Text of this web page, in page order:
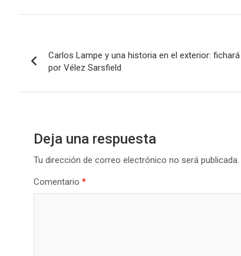
de
entradas
Carlos Lampe y una historia en el exterior: fichará
por Vélez Sarsfield
Deja una respuesta
Tu dirección de correo electrónico no será publicada.
Comentario *